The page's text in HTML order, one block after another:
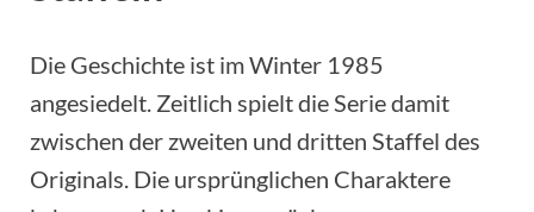
Die Geschichte ist im Winter 1985
angesiedelt. Zeitlich spielt die Serie damit
zwischen der zweiten und dritten Staffel des
Originals. Die ursprünglichen Charaktere